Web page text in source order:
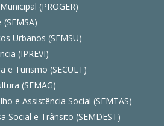
(PROGER)
Urbanos (SEMSU)
(IPREVI)
e Turismo (SECULT)
(SEMAG)
e Assistência Social (SEMTAS)
Social e Trânsito (SEMDEST)